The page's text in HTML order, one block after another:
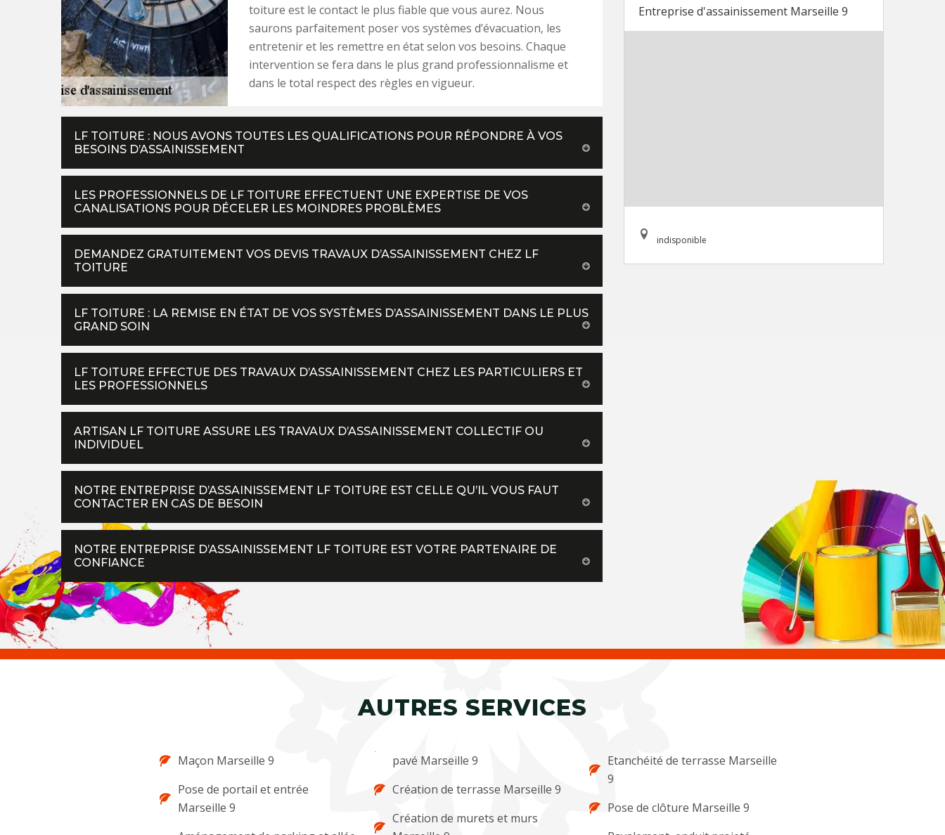
toiture est le contact le plus fiable que vous aurez. Nous
saurons parfaitement poser vos systèmes d’évacuation, les
entretenir et les remettre en état selon vos besoins. Chaque
intervention se fera dans le plus grand professionnalisme et
dans le total respect des règles en vigueur.
LF TOITURE : NOUS AVONS TOUTES LES QUALIFICATIONS POUR RÉPONDRE À VOS
BESOINS D’ASSAINISSEMENT
LES PROFESSIONNELS DE LF TOITURE EFFECTUENT UNE EXPERTISE DE VOS
CANALISATIONS POUR DÉCELER LES MOINDRES PROBLÈMES
DEMANDEZ GRATUITEMENT VOS DEVIS TRAVAUX D’ASSAINISSEMENT CHEZ LF
TOITURE
LF TOITURE : LA REMISE EN ÉTAT DE VOS SYSTÈMES D’ASSAINISSEMENT DANS LE PLUS
GRAND SOIN
LF TOITURE EFFECTUE DES TRAVAUX D’ASSAINISSEMENT CHEZ LES PARTICULIERS ET
LES PROFESSIONNELS
ARTISAN LF TOITURE ASSURE LES TRAVAUX D’ASSAINISSEMENT COLLECTIF OU
INDIVIDUEL
NOTRE ENTREPRISE D’ASSAINISSEMENT LF TOITURE EST CELLE QU’IL VOUS FAUT
CONTACTER EN CAS DE BESOIN
NOTRE ENTREPRISE D’ASSAINISSEMENT LF TOITURE EST VOTRE PARTENAIRE DE
CONFIANCE
Entreprise d'assainissement Marseille 9
indisponible
AUTRES SERVICES
Maçon Marseille 9
Pose de portail et entrée
Marseille 9
pavé Marseille 9
Création de terrasse Marseille 9
Création de murets et murs
Etanchéité de terrasse Marseille
9
Pose de clôture Marseille 9